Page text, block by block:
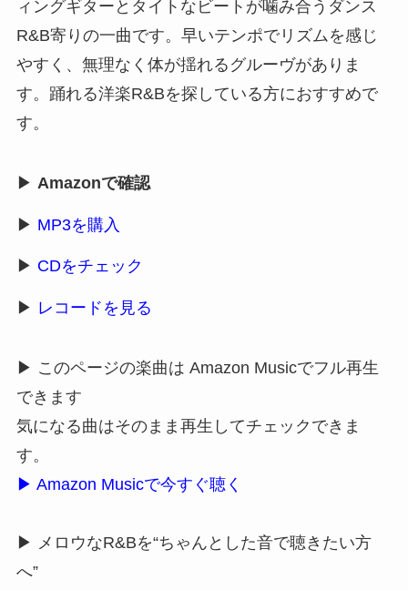
ィングギターとタイトなビートが噛み合うダンス
R&B寄りの一曲です。早いテンポでリズムを感じ
やすく、無理なく体が揺れるグルーヴがありま
す。踊れる洋楽R&Bを探している方におすすめで
す。
▶ Amazonで確認
▶ MP3を購入
▶ CDをチェック
▶ レコードを見る
▶ このページの楽曲は Amazon Musicでフル再生
できます
気になる曲はそのまま再生してチェックできま
す。
▶ Amazon Musicで今すぐ聴く
▶ メロウなR&Bを“ちゃんとした音で聴きたい方
へ”